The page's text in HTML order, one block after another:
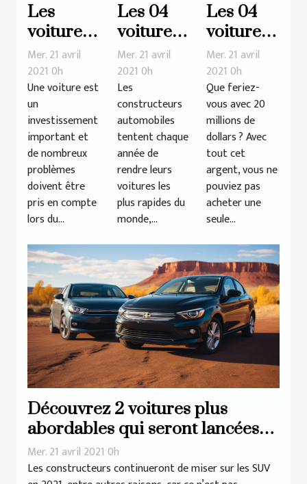
Les
voitures
que vous
devriez
éviter
Mer. 21 avril
2021 0h
Une voiture est
un
investissement
important et
de nombreux
problèmes
doivent être
pris en compte
lors du...
Les 04
voitures
les plus
rapides
du
monde
en 2020
Mer. 21 avril
2021 0h
Les
constructeurs
automobiles
tentent chaque
année de
rendre leurs
voitures les
plus rapides du
monde,...
Les 04
voitures
les plus
chères
de tous
les temps
Mer. 21 avril
2021 0h
Que feriez-
vous avec 20
millions de
dollars ? Avec
tout cet
argent, vous ne
pouviez pas
acheter une
seule...
Découvrez 2 voitures plus
abordables qui seront lancées
en 2021
Mer. 21 avril 2021 0h
Les constructeurs continueront de miser sur les SUV